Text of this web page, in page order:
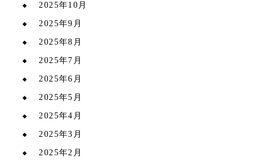
2025年10月
2025年9月
2025年8月
2025年7月
2025年6月
2025年5月
2025年4月
2025年3月
2025年2月